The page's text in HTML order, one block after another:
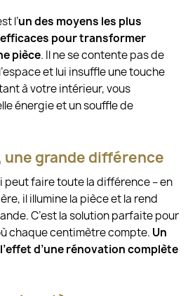
l’un des moyens les plus
pour transformer
pièce. Il ne se contente pas de
et lui insuffle une touche
à votre intérieur, vous
énergie et un souffle de
grande différence
peut faire toute la différence – en
il illumine la pièce et la rend
C’est la solution parfaite pour
chaque centimètre compte. Un
d’une rénovation complète